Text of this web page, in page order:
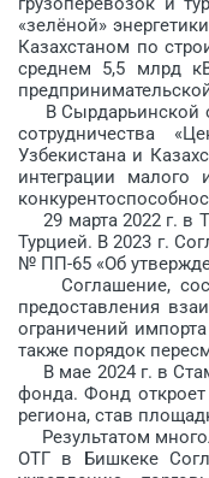
«зелёной»
Казахстаном по
среднем 5,5 млрд
В Сырдарьинской
сотрудничества
Узбекистана и
интеграции
29 марта 2022 г. в
Турцией. В 2023 г.
№ ПП-65 «Об
Соглашение,
предоставления
ограничений
также порядок
В мае 2024 г. в
фонда. Фонд откроет
региона, став
Результатом
ОТГ в Бишкеке